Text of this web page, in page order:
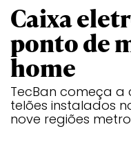
Caixa
ponto de
home
TecBan começa
telões instalados
nove regiões